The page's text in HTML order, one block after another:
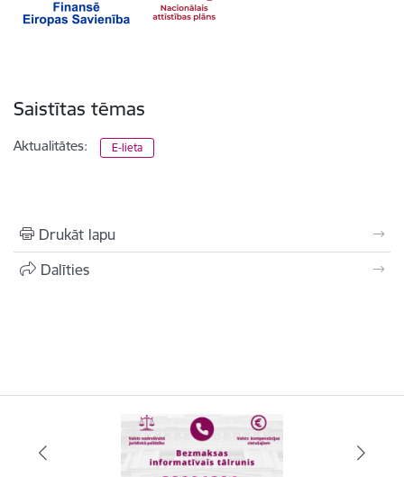
Saistītas tēmas
Aktualitātes: E-lieta
Drukāt lapu
Dalīties